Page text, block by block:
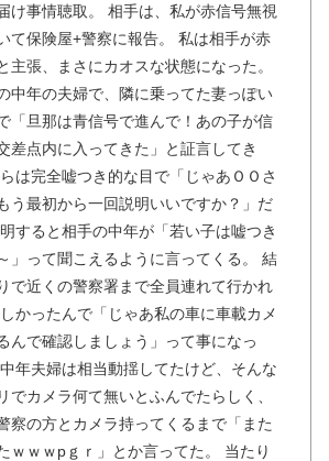
け事情聴取。 相手は、私が赤信号無視
て保険屋+警察に報告。 私は相手が赤
主張、まさにカオスな状態になった。
中年の夫婦で、隣に乗ってた妻っぽい
「旦那は青信号で進んで！あの子が信
差点内に入ってきた」と証言してき
は完全嘘つき的な目で「じゃあＯＯさ
う最初から一回説明いいですか？」だ
すると相手の中年が「若い子は嘘つき
」って聞こえるように言ってくる。 結
で近くの警察署まで全員連れて行かれ
かったんで「じゃあ私の車に車載カメ
んで確認しましょう」って事になっ
年夫婦は相当動揺してたけど、そんな
でカメラ何て無いとふんでたらしく、
察の方とカメラ持ってくるまで「また
ｗｗｗpｇｒ」とか言ってた。 当たり